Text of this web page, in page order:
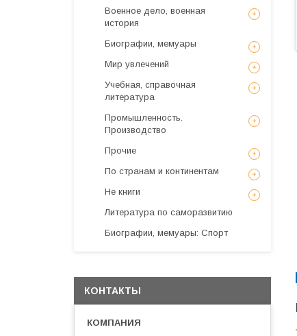
Военное дело, военная
история
Биографии, мемуары
Мир увлечений
Учебная, справочная
литература
Промышленность.
Производство
Прочие
По странам и континентам
Не книги
Литература по саморазвитию
Биографии, мемуары: Спорт
КОНТАКТЫ